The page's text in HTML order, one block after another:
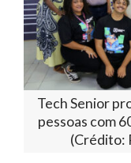
Tech Senior
pessoas com
(Crédito: